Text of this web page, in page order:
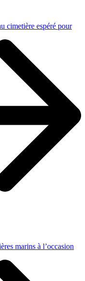
cimetière espéré pour
marins à l’occasion